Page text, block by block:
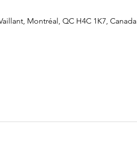
Montréal, QC H4C 1K7, Canada